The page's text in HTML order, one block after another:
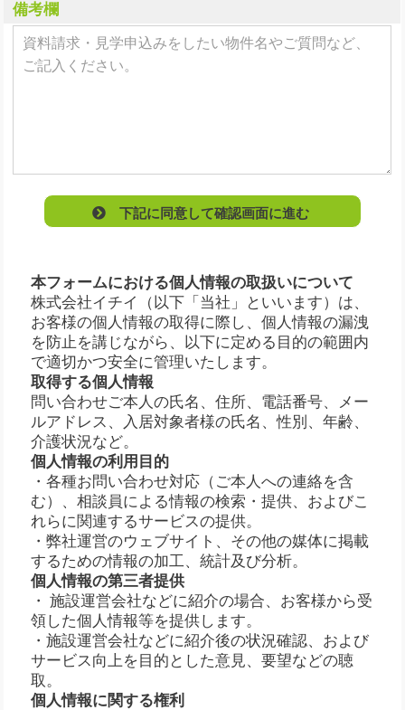
備考欄
下記に同意して確認画面に進む
本フォームにおける個人情報の取扱いについて
株式会社イチイ（以下「当社」といいます）は、
お客様の個人情報の取得に際し、個人情報の漏洩
を防止を講じながら、以下に定める目的の範囲内
で適切かつ安全に管理いたします。
取得する個人情報
問い合わせご本人の氏名、住所、電話番号、メー
ルアドレス、入居対象者様の氏名、性別、年齢、
介護状況など。
個人情報の利用目的
・各種お問い合わせ対応（ご本人への連絡を含
む）、相談員による情報の検索・提供、およびこ
れらに関連するサービスの提供。
・弊社運営のウェブサイト、その他の媒体に掲載
するための情報の加工、統計及び分析。
個人情報の第三者提供
・ 施設運営会社などに紹介の場合、お客様から受
領した個人情報等を提供します。
・施設運営会社などに紹介後の状況確認、および
サービス向上を目的とした意見、要望などの聴
取。
個人情報に関する権利